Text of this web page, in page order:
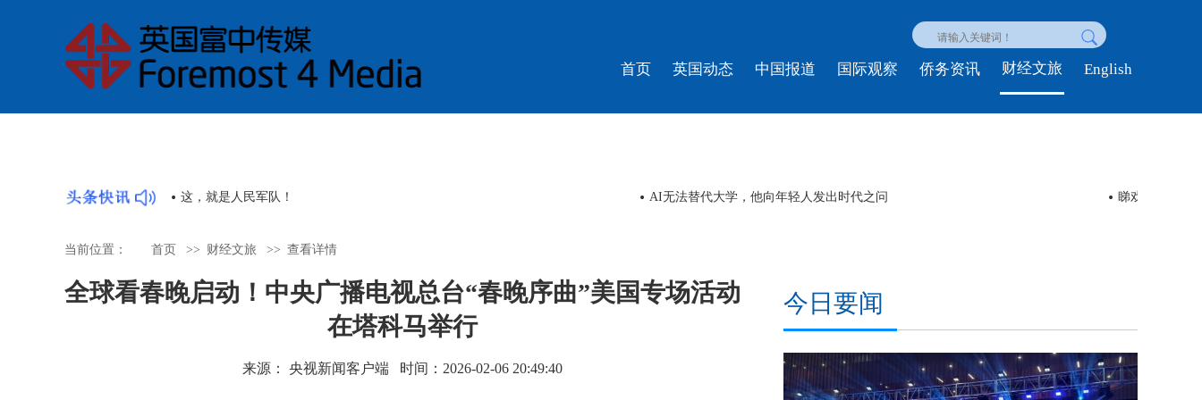
首页 英国动态 中国报道 国际观察 侨务资讯 财经文旅 English
睇戏 | 舞剧《醒·狮》《英歌》即将下南洋，羊晚记者走上舞台体验白金狮头 视频丨今夏流行“ChinaCool” 外国游客在中国解锁“凉”好时光 时政新闻眼丨
当前位置： 首页 >> 财经文旅 >> 查看详情
全球看春晚启动！中央广播电视总台“春晚序曲”美国专场活动
在塔科马举行
来源： 央视新闻客户端 时间：2026-02-06 20:49:40
今日要闻